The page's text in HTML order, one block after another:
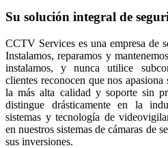
Su solución integral de
CCTV Services es una empresa de
Instalamos, reparamos y
instalamos, y nunca utilice
clientes reconocen que nos
la más alta calidad y soporte sin
distingue drásticamente en la
sistemas y tecnología de
en nuestros sistemas de cámaras de
sus inversiones.